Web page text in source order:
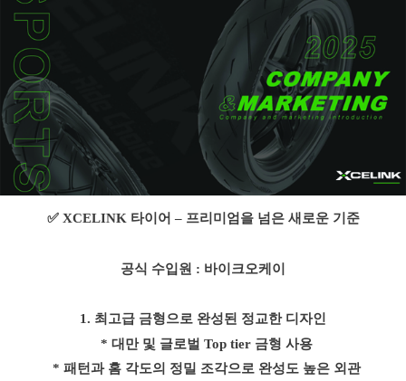
✅XCELINK 타이어 – 프리미엄을 넘은 새로운 기준
공식 수입원 : 바이크오케이
1. 최고급 금형으로 완성된 정교한 디자인
* 대만 및 글로벌 Top tier 금형 사용
* 패턴과 홈 각도의 정밀 조각으로 완성도 높은 외관